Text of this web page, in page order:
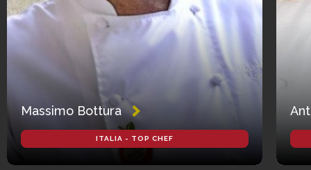
Massimo Bottura
ITALIA - TOP CHEF